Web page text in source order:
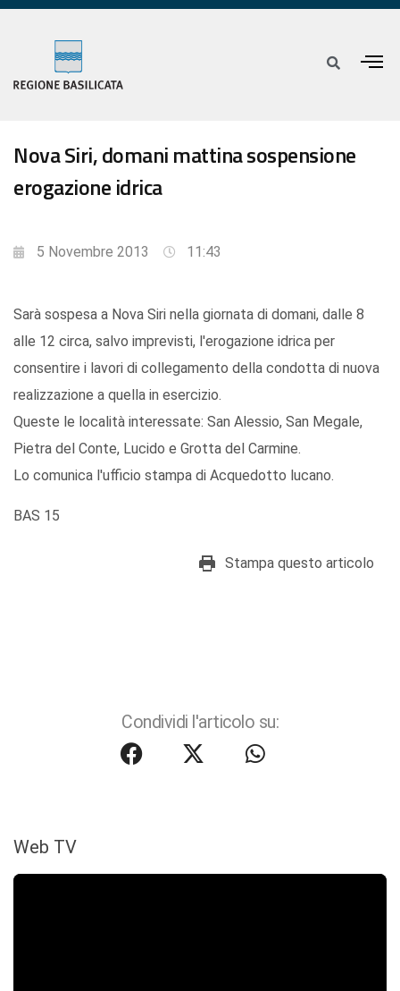
Nova Siri, domani mattina sospensione
erogazione idrica
5 Novembre 2013 11:43
Sarà sospesa a Nova Siri nella giornata di domani, dalle 8
alle 12 circa, salvo imprevisti, l'erogazione idrica per
consentire i lavori di collegamento della condotta di nuova
realizzazione a quella in esercizio.
Queste le località interessate: San Alessio, San Megale,
Pietra del Conte, Lucido e Grotta del Carmine.
Lo comunica l'ufficio stampa di Acquedotto lucano.
BAS 15
Stampa questo articolo
Condividi l'articolo su:
Web TV